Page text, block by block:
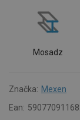
Mosadz
Značka: Mexen
Ean: